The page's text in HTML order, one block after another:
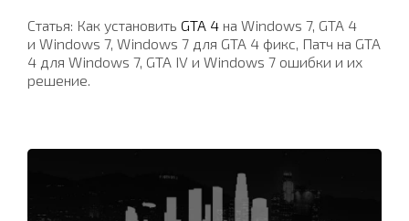
Статья: Как установить GTA 4 на Windows 7, GTA 4
и Windows 7, Windows 7 для GTA 4 фикс, Патч на GTA
4 для Windows 7, GTA IV и Windows 7 ошибки и их
решение.